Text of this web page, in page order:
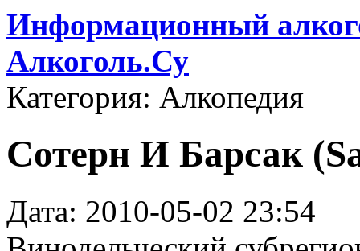
Информационный
Алкоголь.Су
Категория: Алкопедия
Сотерн И Барсак
Дата: 2010-05-02 23:54